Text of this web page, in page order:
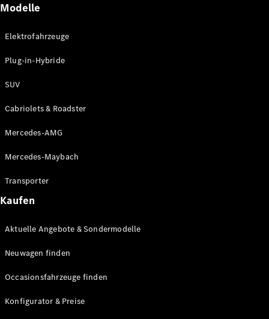
Mercedes-
Mercedes-
Classic
Partner
&
Innovationen
Fortschrittliche
Modelle
Elektrofahrzeuge
Plug-in-Hybride
SUV
Cabriolets & Roadster
Mercedes-AMG
Mercedes-Maybach
Transporter
Kaufen
Aktuelle Angebote & Sondermodelle
Neuwagen finden
Occasionsfahrzeuge finden
Konfigurator & Preise